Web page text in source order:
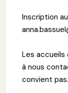
Inscription
Les accueils
à nous
convient pas.